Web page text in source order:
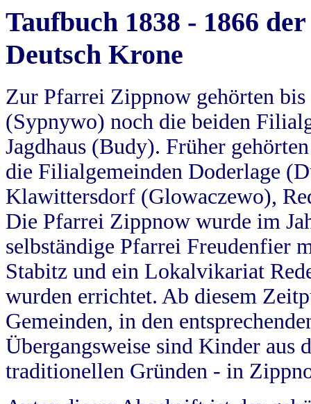
Taufbuch 1838 - 1866
Deutsch Krone
Zur Pfarrei Zippnow gehörten
(Sypnywo) noch die beiden
Jagdhaus (Budy). Früher
die Filialgemeinden Doderlage
Klawittersdorf (Glowaczewo),
Die Pfarrei Zippnow wurde im
selbständige Pfarrei Freudenfier
Stabitz und ein Lokalvikariat
wurden errichtet. Ab diesem
Gemeinden, in den
Übergangsweise sind Kinder aus
traditionellen Gründen - in